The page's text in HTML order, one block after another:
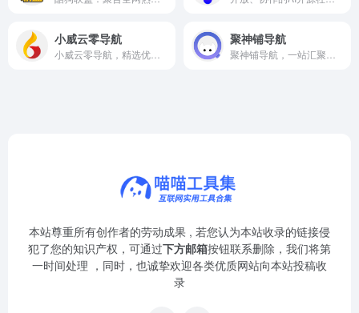
小威云零导航 聚神铺导航
本站尊重所有创作者的劳动成果 , 若您认为本站收录的链接侵
犯了您的知识产权，可通过下方邮箱按钮联系删除，我们将第
一时间处理 ，同时，也诚挚欢迎各类优质网站向本站投稿收
录